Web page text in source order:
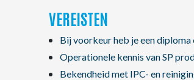
VEREISTEN
Bij voorkeur heb je een
Operationele kennis van SP
Bekendheid met IPC- en